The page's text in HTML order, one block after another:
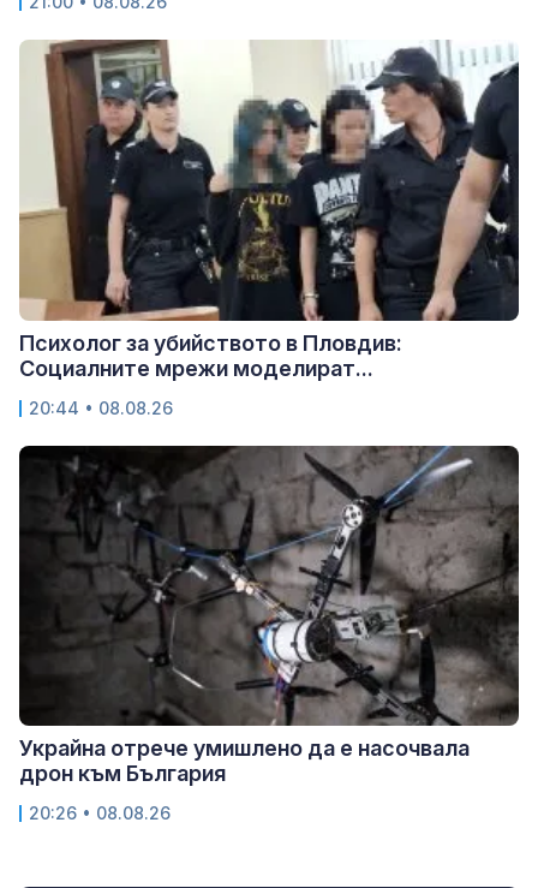
Психолог за убийството в Пловдив:
Социалните мрежи моделират...
20:44 • 08.08.26
Украйна отрече умишлено да е насочвала
дрон към България
20:26 • 08.08.26